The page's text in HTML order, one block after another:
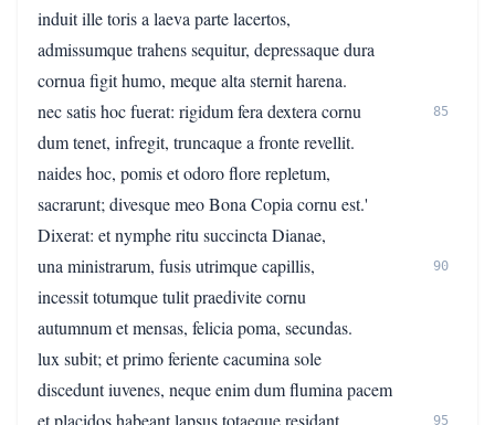
induit ille toris a laeva parte lacertos,
admissumque trahens sequitur, depressaque dura
cornua figit humo, meque alta sternit harena.
nec satis hoc fuerat: rigidum fera dextera cornu
85
dum tenet, infregit, truncaque a fronte revellit.
naides hoc, pomis et odoro flore repletum,
sacrarunt; divesque meo Bona Copia cornu est.'
Dixerat: et nymphe ritu succincta Dianae,
una ministrarum, fusis utrimque capillis,
90
incessit totumque tulit praedivite cornu
autumnum et mensas, felicia poma, secundas.
lux subit; et primo feriente cacumina sole
discedunt iuvenes, neque enim dum flumina pacem
et placidos habeant lapsus totaeque residant
95